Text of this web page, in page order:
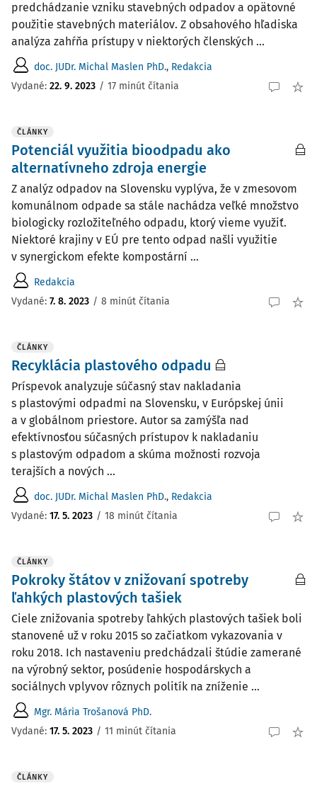
predchádzanie vzniku stavebných odpadov a opätovné
použitie stavebných materiálov. Z obsahového hľadiska
analýza zahŕňa prístupy v niektorých členských ...
doc. JUDr. Michal Maslen PhD., Redakcia
Vydané: 22. 9. 2023 / 17 minút čítania
ČLÁNKY
Potenciál využitia bioodpadu ako
alternatívneho zdroja energie
Z analýz odpadov na Slovensku vyplýva, že v zmesovom
komunálnom odpade sa stále nachádza veľké množstvo
biologicky rozložiteľného odpadu, ktorý vieme využiť.
Niektoré krajiny v EÚ pre tento odpad našli využitie
v synergickom efekte kompostární ...
Redakcia
Vydané: 7. 8. 2023 / 8 minút čítania
ČLÁNKY
Recyklácia plastového odpadu
Príspevok analyzuje súčasný stav nakladania
s plastovými odpadmi na Slovensku, v Európskej únii
a v globálnom priestore. Autor sa zamýšľa nad
efektívnosťou súčasných prístupov k nakladaniu
s plastovým odpadom a skúma možnosti rozvoja
terajších a nových ...
doc. JUDr. Michal Maslen PhD., Redakcia
Vydané: 17. 5. 2023 / 18 minút čítania
ČLÁNKY
Pokroky štátov v znižovaní spotreby
ľahkých plastových tašiek
Ciele znižovania spotreby ľahkých plastových tašiek boli
stanovené už v roku 2015 so začiatkom vykazovania v
roku 2018. Ich nastaveniu predchádzali štúdie zamerané
na výrobný sektor, posúdenie hospodárskych a
sociálnych vplyvov rôznych politík na zníženie ...
Mgr. Mária Trošanová PhD.
Vydané: 17. 5. 2023 / 11 minút čítania
ČLÁNKY